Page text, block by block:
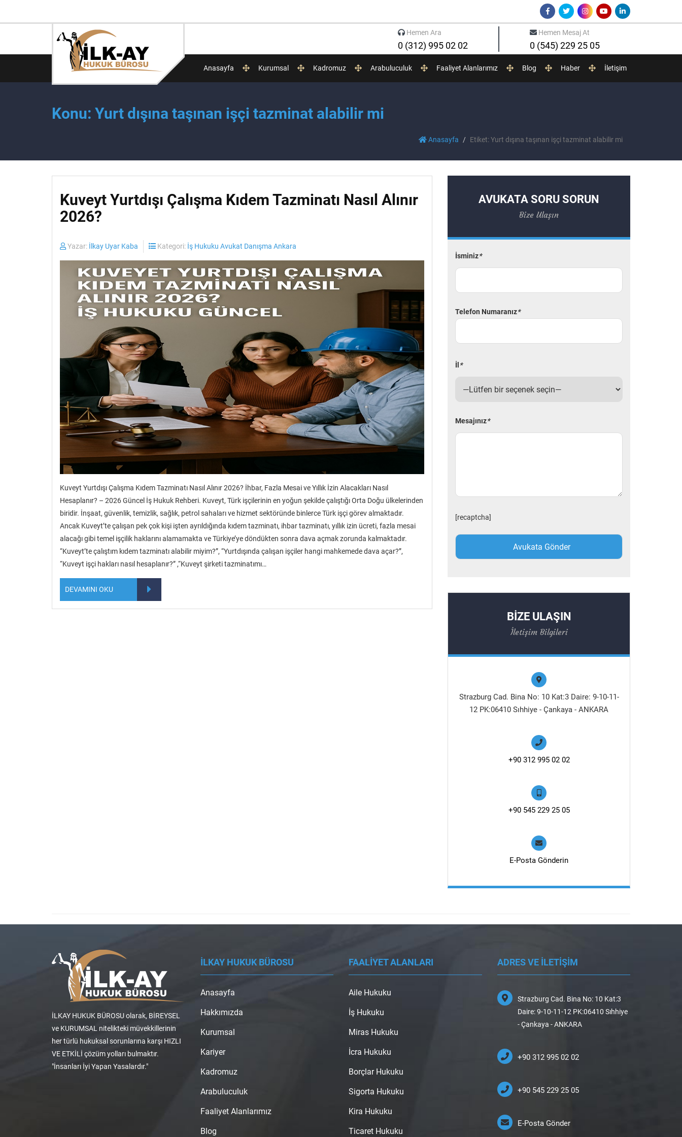
Hemen Ara
0 (312) 995 02 02
Hemen Mesaj At
0 (545) 229 25 05
Anasayfa Kurumsal Kadromuz Arabuluculuk Faaliyet Alanlarımız Blog Haber İletişim
Konu: Yurt dışına taşınan işçi tazminat alabilir mi
Anasayfa Etiket: Yurt dışına taşınan işçi tazminat alabilir mi
Kuveyt Yurtdışı Çalışma Kıdem Tazminatı Nasıl Alınır
2026?
Yazar: İlkay Uyar Kaba Kategori: İş Hukuku Avukat Danışma Ankara
Kuveyt Yurtdışı Çalışma Kıdem Tazminatı Nasıl Alınır 2026? İhbar, Fazla Mesai ve Yıllık İzin Alacakları Nasıl
Hesaplanır? – 2026 Güncel İş Hukuk Rehberi. Kuveyt, Türk işçilerinin en yoğun şekilde çalıştığı Orta Doğu ülkelerinden
biridir. İnşaat, güvenlik, temizlik, sağlık, petrol sahaları ve hizmet sektöründe binlerce Türk işçi görev almaktadır.
Ancak Kuveyt’te çalışan pek çok kişi işten ayrıldığında kıdem tazminatı, ihbar tazminatı, yıllık izin ücreti, fazla mesai
alacağı gibi temel işçilik haklarını alamamakta ve Türkiye’ye döndükten sonra dava açmak zorunda kalmaktadır.
“Kuveyt’te çalıştım kıdem tazminatı alabilir miyim?”, “Yurtdışında çalışan işçiler hangi mahkemede dava açar?”,
“Kuveyt işçi hakları nasıl hesaplanır?” ,“Kuveyt şirketi tazminatımı…
DEVAMINI OKU
AVUKATA SORU SORUN
Bize Ulaşın
İsminiz*
Telefon Numaranız*
İl *
Mesajınız*
[recaptcha]
BİZE ULAŞIN
İletişim Bilgileri
Strazburg Cad. Bina No: 10 Kat:3 Daire: 9-10-11-
12 PK:06410 Sıhhiye - Çankaya - ANKARA
+90 312 995 02 02
+90 545 229 25 05
E-Posta Gönderin
İLKAY HUKUK BÜROSU olarak, BİREYSEL
ve KURUMSAL nitelikteki müvekkillerinin
her türlü hukuksal sorunlarına karşı HIZLI
VE ETKİLİ çözüm yolları bulmaktır.
"İnsanları İyi Yapan Yasalardır."
İLKAY HUKUK BÜROSU
Anasayfa
Hakkımızda
Kurumsal
Kariyer
Kadromuz
Arabuluculuk
Faaliyet Alanlarımız
Blog
FAALİYET ALANLARI
Aile Hukuku
İş Hukuku
Miras Hukuku
İcra Hukuku
Borçlar Hukuku
Sigorta Hukuku
Kira Hukuku
Ticaret Hukuku
ADRES VE İLETİŞİM
Strazburg Cad. Bina No: 10 Kat:3
Daire: 9-10-11-12 PK:06410 Sıhhiye
- Çankaya - ANKARA
+90 312 995 02 02
+90 545 229 25 05
E-Posta Gönder